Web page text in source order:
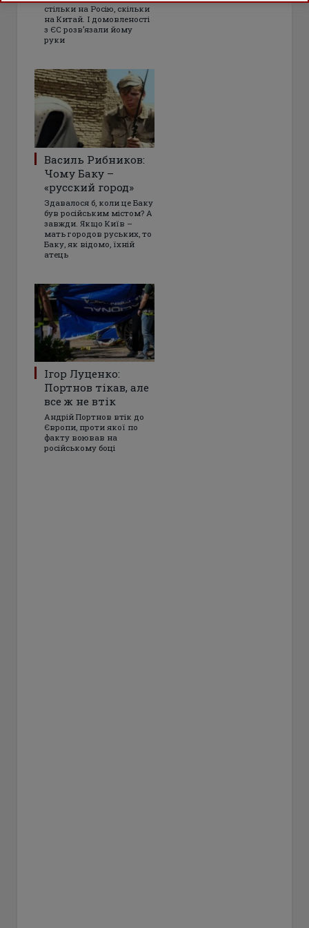
стільки на Росію, скільки
на Китай. І домовленості
з ЄС розвʼязали йому
руки
Василь Рибников:
Чому Баку –
«русский город»
Здавалося б, коли це Баку
був російським містом? А
завжди. Якщо Київ –
мать городов руських, то
Баку, як відомо, їхній
атець
Ігор Луценко:
Портнов тікав, але
все ж не втік
Андрій Портнов втік до
Європи, проти якої по
факту воював на
російському боці